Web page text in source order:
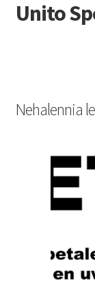
Unito
Algemene
Nehalennia